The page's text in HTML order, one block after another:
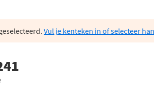
Vul je kenteken in of selecteer